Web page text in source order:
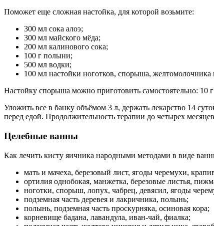
Поможет еще сложная настойка, для которой возьмите:
300 мл сока алоэ;
300 мл майского мёда;
200 мл калинового сока;
100 г полыни;
500 мл водки;
100 мл настойки ноготков, спорыша, желтомолочника
Настойку спорыша можно приготовить самостоятельно: 10
Уложить все в банку объёмом 3 л, держать лекарство 14
перед едой. Продолжительность терапии до четырех
Целебные ванны
Как лечить кисту яичника народными методами в виде
мать и мачеха, березовый лист, ягоды черемухи,
ортилия однобокая, манжетка, березовые листья,
ноготки, спорыш, лопух, чабрец, девясил, ягоды
подземная часть деревея и лакричника, полынь;
полынь, подземная часть проскурняка, осиновая кора;
корневище бадана, лавандула, иван-чай, фиалка;